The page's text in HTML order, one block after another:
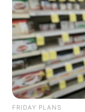
Το
Το «πράσινο
της όλα τα
ΝΤΠ ώστε να
ότι...
FRIDAY PLANS